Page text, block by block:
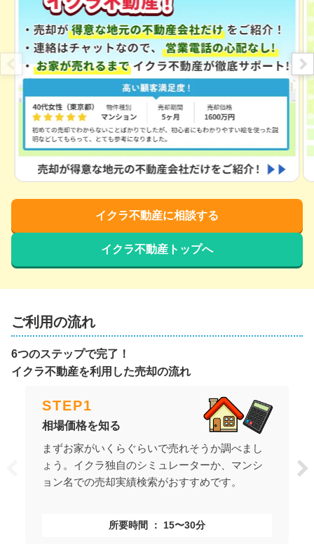
イクラ不動産に相談する
イクラ不動産トップへ
ご利用の流れ
6つのステップで完了！
イクラ不動産を利用した売却の流れ
STEP1
相場価格を知る
まずお家がいくらぐらいで売れそうか調べまし
ょう。イクラ独自のシミュレーターか、マンシ
ョン名での売却実績検索がおすすめです。
所要時間 15〜30分